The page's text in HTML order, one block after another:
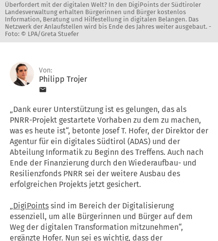
Überfordert mit der digitalen Welt? In den DigiPoints der Südtiroler
Landesverwaltung erhalten Bürgerinnen und Bürger kostenlos
Information, Beratung und Hilfestellung in digitalen Belangen. Das
Netzwerk der Anlaufstellen wird bis Ende des Jahres weiter ausgebaut. -
Foto: © LPA/Greta Stuefer
Von:
Philipp Trojer
„Dank eurer Unterstützung ist es gelungen, das als
PNRR-Projekt gestartete Vorhaben zu dem zu machen,
was es heute ist“, betonte Josef T. Hofer, der Direktor der
Agentur für ein digitales Südtirol (ADAS) und der
Abteilung Informatik zu Beginn des Treffens. Auch nach
Ende der Finanzierung durch den Wiederaufbau- und
Resilienzfonds PNRR sei der weitere Ausbau des
erfolgreichen Projekts jetzt gesichert.
„DigiPoints sind im Bereich der Digitalisierung
essenziell, um alle Bürgerinnen und Bürger auf dem
Weg der digitalen Transformation mitzunehmen“,
ergänzte Hofer. Nun sei es wichtig, dass der